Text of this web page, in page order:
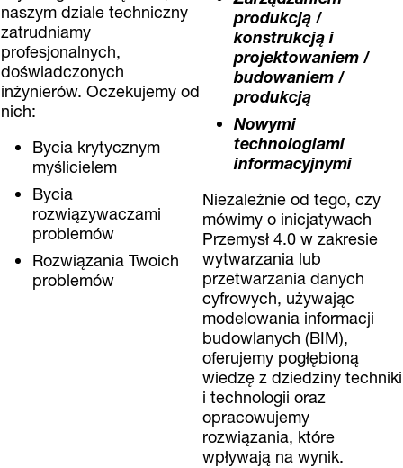
naszym dziale techniczny
zatrudniamy
profesjonalnych,
doświadczonych
inżynierów. Oczekujemy od
nich:
Bycia krytycznym
myślicielem
Bycia
rozwiązywaczami
problemów
Rozwiązania Twoich
problemów
produkcją /
konstrukcją i
projektowaniem /
budowaniem /
produkcją
Nowymi
technologiami
informacyjnymi
Niezależnie od tego, czy
mówimy o inicjatywach
Przemysł 4.0 w zakresie
wytwarzania lub
przetwarzania danych
cyfrowych, używając
modelowania informacji
budowlanych (BIM),
oferujemy pogłębioną
wiedzę z dziedziny techniki
i technologii oraz
opracowujemy
rozwiązania, które
wpływają na wynik.